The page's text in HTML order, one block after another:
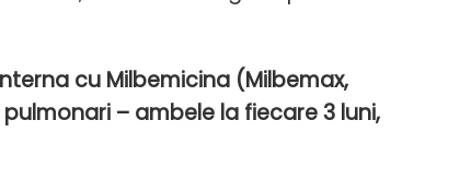
cu Milbemicina (Milbemax,
– ambele la fiecare 3 luni,